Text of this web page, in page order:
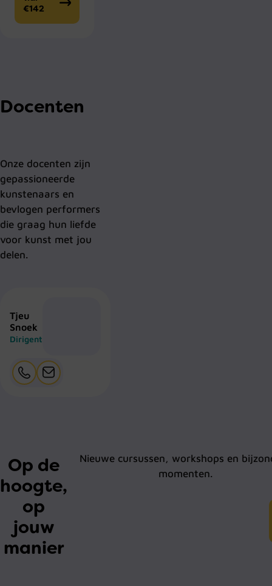
€142
Docenten
Onze docenten zijn
gepassioneerde
kunstenaars en
bevlogen performers
die graag hun liefde
voor kunst met jou
delen.
Tjeu
Snoek
Dirigent
Op de
hoogte,
op
jouw
manier
Nieuwe cursussen, workshops en
momenten.